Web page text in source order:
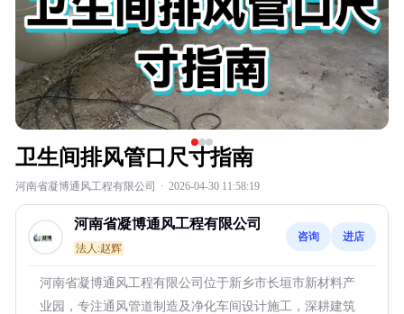
卫生间排风管口尺寸指南
河南省凝博通风工程有限公司 · 2026-04-30 11:58:19
河南省凝博通风工程有限公司
法人:赵辉
咨询 进店
河南省凝博通风工程有限公司位于新乡市长垣市新材料产
业园，专注通风管道制造及净化车间设计施工，深耕建筑